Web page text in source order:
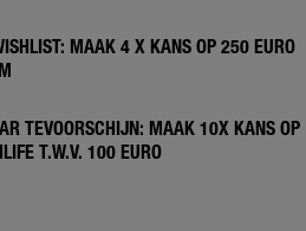
MAAK 4 X KANS OP 250 EURO
TEVOORSCHIJN: MAAK 10X KANS OP
T.W.V. 100 EURO